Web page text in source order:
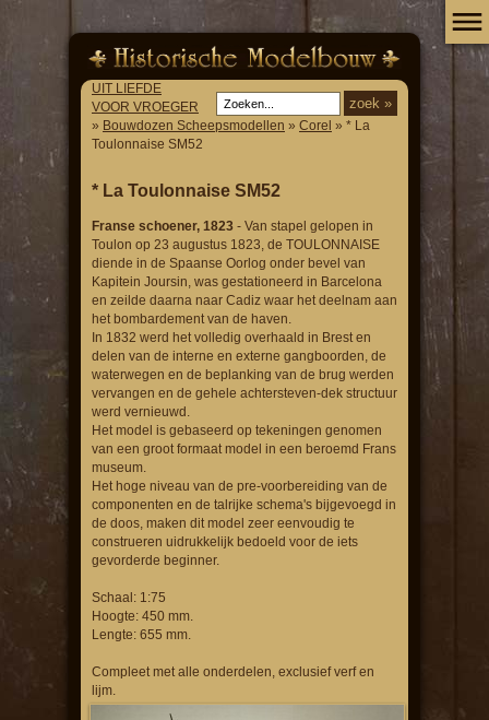
UIT LIEFDE
VOOR VROEGER
» Bouwdozen Scheepsmodellen » Corel » * La
Toulonnaise SM52
* La Toulonnaise SM52
Franse schoener, 1823 - Van stapel gelopen in
Toulon op 23 augustus 1823, de TOULONNAISE
diende in de Spaanse Oorlog onder bevel van
Kapitein Joursin, was gestationeerd in Barcelona
en zeilde daarna naar Cadiz waar het deelnam aan
het bombardement van de haven.
In 1832 werd het volledig overhaald in Brest en
delen van de interne en externe gangboorden, de
waterwegen en de beplanking van de brug werden
vervangen en de gehele achtersteven-dek structuur
werd vernieuwd.
Het model is gebaseerd op tekeningen genomen
van een groot formaat model in een beroemd Frans
museum.
Het hoge niveau van de pre-voorbereiding van de
componenten en de talrijke schema's bijgevoegd in
de doos, maken dit model zeer eenvoudig te
construeren uidrukkelijk bedoeld voor de iets
gevorderde beginner.
Schaal: 1:75
Hoogte: 450 mm.
Lengte: 655 mm.
Compleet met alle onderdelen, exclusief verf en
lijm.